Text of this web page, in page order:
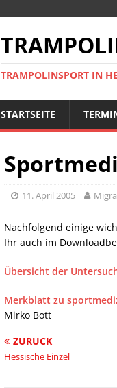
TRAMPOLINSPORT IN
STARTSEITE
11. April 2005
Nachfolgend einige
Ihr auch im
Übersicht der
Merkblatt zu
Mirko Bott
ZURÜCK
Hessische Einzel